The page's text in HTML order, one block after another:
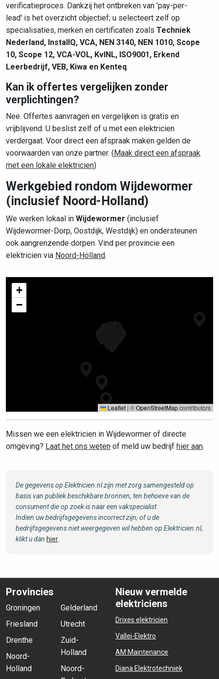
verificatieproces. Dankzij het ontbreken van 'pay-per-
lead' is het overzicht objectief; u selecteert zelf op
specialisaties, merken en certificaten zoals Techniek
Nederland, InstallQ, VCA, NEN 3140, NEN 1010, Scope
10, Scope 12, VCA-VOL, KvINL, ISO9001, Erkend
Leerbedrijf, VEB, Kiwa en Kenteq.
Kan ik offertes vergelijken zonder
verplichtingen?
Nee. Offertes aanvragen en vergelijken is gratis en
vrijblijvend. U beslist zelf of u met een elektricien
verdergaat. Voor direct een afspraak maken gelden de
voorwaarden van onze partner. (Maak direct een afspraak
met een lokale elektricien)
Werkgebied rondom Wijdewormer
(inclusief Noord-Holland)
We werken lokaal in Wijdewormer (inclusief
Wijdewormer-Dorp, Oostdijk, Westdijk) en ondersteunen
ook aangrenzende dorpen. Vind per provincie een
elektricien via Noord-Holland.
+
−
Leaflet | ©OpenStreetMapcontributors
Missen we een elektricien in Wijdewormer of directe
omgeving? Laat het ons weten of meld uw bedrijf hier aan.
De gegevens op Elektricien.nl zijn met zorg samengesteld op
basis van publiek beschikbare bronnen, ten behoeve van de
consument die op zoek is naar een vakspecialist.
Indien uw bedrijfsgegevens incorrect zijn, of u de
bedrijfsgegevens niet weergegeven wil hebben op Elektricien.nl,
klikt u dan hier
Provincies
Groningen
Friesland
Drenthe
Noord-
Holland
Gelderland
Utrecht
Zuid-
Holland
Noord-
Nieuw vermelde
elektriciens
Drixes elektricien
Vallei-Elektro
AM Maintenance
Diana Elektrotechniek